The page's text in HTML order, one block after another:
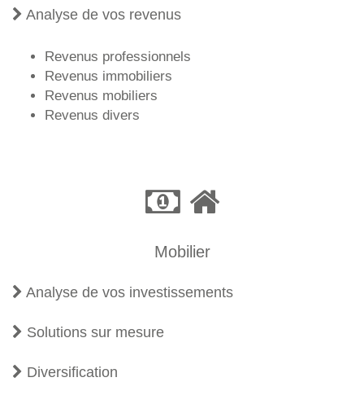
Analyse de vos revenus
Revenus professionnels
Revenus immobiliers
Revenus mobiliers
Revenus divers
Mobilier
Analyse de vos investissements
Solutions sur mesure
Diversification